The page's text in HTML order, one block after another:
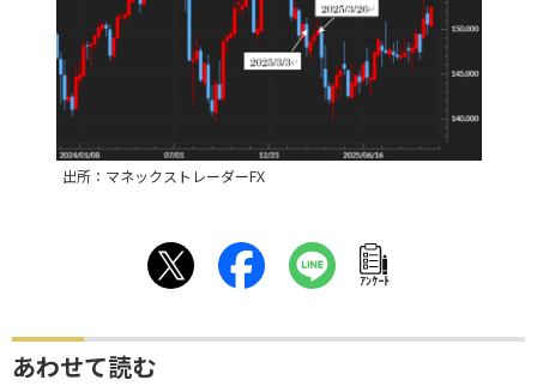
出所：マネックストレーダーFX
ｱﾝｹｰﾄ
あわせて読む